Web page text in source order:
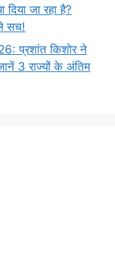
जा रहा है?
सच!
प्रशांत किशोर ने
3 राज्यों के अंतिम